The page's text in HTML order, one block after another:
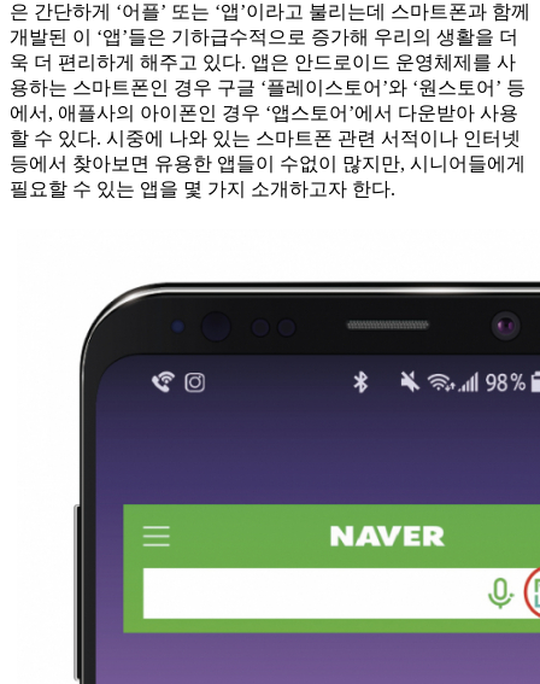
은 간단하게 ‘어플’ 또는 ‘앱’이라고 불리는데 스마트폰과 함께
개발된 이 ‘앱’들은 기하급수적으로 증가해 우리의 생활을 더
욱 더 편리하게 해주고 있다. 앱은 안드로이드 운영체제를 사
용하는 스마트폰인 경우 구글 ‘플레이스토어’와 ‘원스토어’ 등
에서, 애플사의 아이폰인 경우 ‘앱스토어’에서 다운받아 사용
할 수 있다. 시중에 나와 있는 스마트폰 관련 서적이나 인터넷
등에서 찾아보면 유용한 앱들이 수없이 많지만, 시니어들에게
필요할 수 있는 앱을 몇 가지 소개하고자 한다.